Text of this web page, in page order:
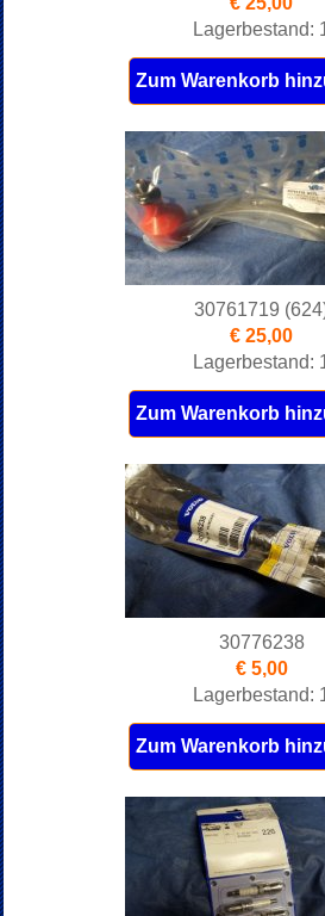
Lagerbestand:
Zum Warenkorb
30761719
€ 25,00
Lagerbestand:
Zum Warenkorb
30776238
€ 5,00
Lagerbestand:
Zum Warenkorb